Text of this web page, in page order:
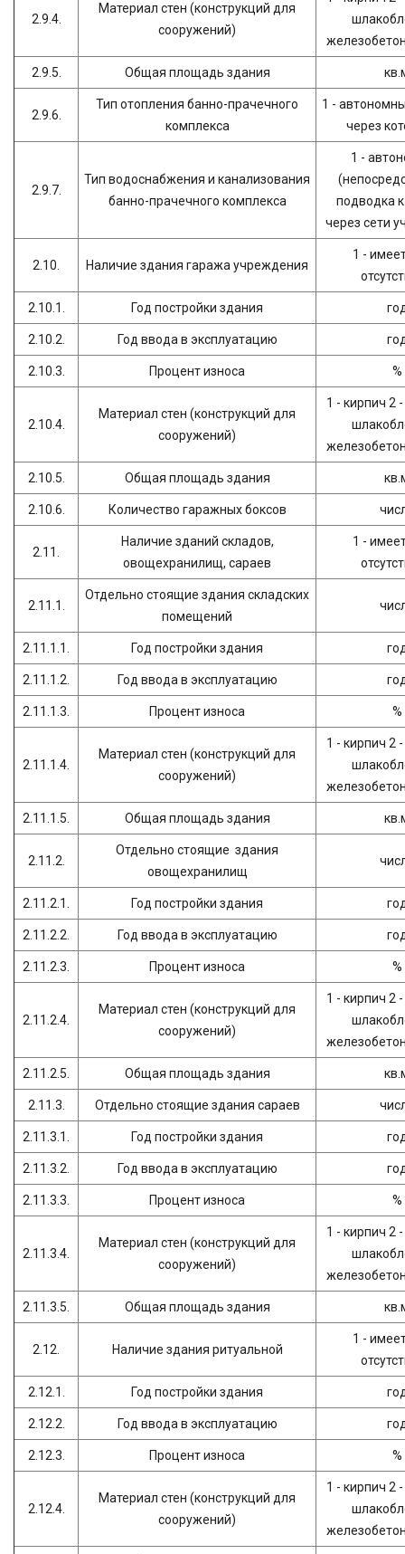
2.9.4.
Материал стен (конструкций для
сооружений)
2.9.5. Общая площадь здания
2.9.6.
Тип отопления банно-прачечного
комплекса
1 -
через
2.9.7.
Тип водоснабжения и канализования
банно-прачечного комплекса
1 -
подводка
через сети
2.10. Наличие здания гаража учреждения
1 -
2.10.1. Год постройки здания
2.10.2. Год ввода в эксплуатацию
2.10.3. Процент износа %
2.10.4.
Материал стен (конструкций для
сооружений)
1 - кирпич 2
2.10.5. Общая площадь здания
2.10.6. Количество гаражных боксов
2.11.
Наличие зданий складов,
овощехранилищ, сараев
1 -
2.11.1.
Отдельно стоящие здания складских
помещений
2.11.1.1. Год постройки здания
2.11.1.2. Год ввода в эксплуатацию
2.11.1.3. Процент износа %
2.11.1.4.
Материал стен (конструкций для
сооружений)
1 - кирпич 2
2.11.1.5. Общая площадь здания
2.11.2.
Отдельно стоящие здания
овощехранилищ
2.11.2.1. Год постройки здания
2.11.2.2. Год ввода в эксплуатацию
2.11.2.3. Процент износа %
2.11.2.4.
Материал стен (конструкций для
сооружений)
1 - кирпич 2
2.11.2.5. Общая площадь здания
2.11.3. Отдельно стоящие здания сараев
2.11.3.1. Год постройки здания
2.11.3.2. Год ввода в эксплуатацию
2.11.3.3. Процент износа %
2.11.3.4.
Материал стен (конструкций для
сооружений)
1 - кирпич 2
2.11.3.5. Общая площадь здания
2.12. Наличие здания ритуальной
1 -
2.12.1. Год постройки здания
2.12.2. Год ввода в эксплуатацию
2.12.3. Процент износа %
2.12.4.
Материал стен (конструкций для
сооружений)
1 - кирпич 2